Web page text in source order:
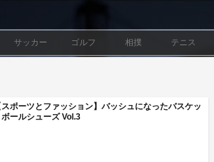
サッカー ゴルフ 相撲 テニス
スポーツとファッション】バッシュになったバスケッ
トボールシューズ Vol.3